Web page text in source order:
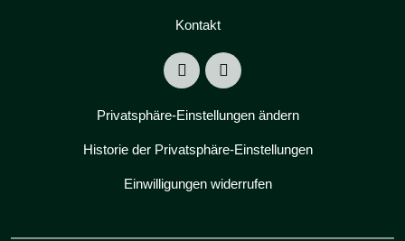
Kontakt
Privatsphäre-Einstellungen ändern
Historie der Privatsphäre-Einstellungen
Einwilligungen widerrufen